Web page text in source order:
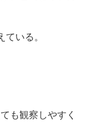
いる。
も観察しやすく